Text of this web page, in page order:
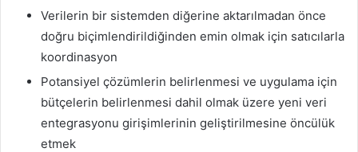
Verilerin bir sistemden diğerine aktarılmadan önce
doğru biçimlendirildiğinden emin olmak için satıcılarla
koordinasyon
Potansiyel çözümlerin belirlenmesi ve uygulama için
bütçelerin belirlenmesi dahil olmak üzere yeni veri
entegrasyonu girişimlerinin geliştirilmesine öncülük
etmek